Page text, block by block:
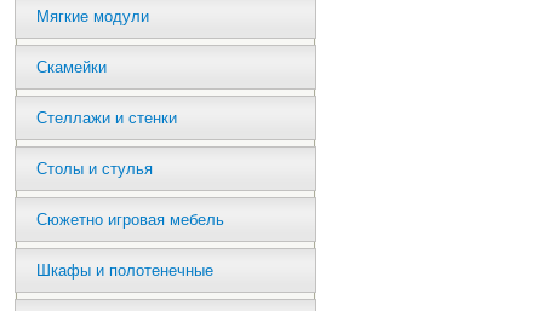
Мягкие модули
Скамейки
Стеллажи и стенки
Столы и стулья
Сюжетно игровая мебель
Шкафы и полотенечные